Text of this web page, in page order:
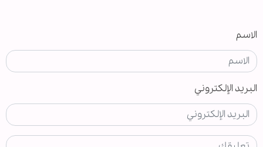
الاسم
البريد الإلكتروني